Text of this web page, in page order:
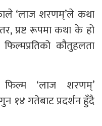
‘लाज शरणम्’ले कथा
प्रष्ट रूपमा कथा के हो
कौतुहलता
फिल्म ‘लाज शरणम्’
१४ गतेबाट प्रदर्शन हुँदै